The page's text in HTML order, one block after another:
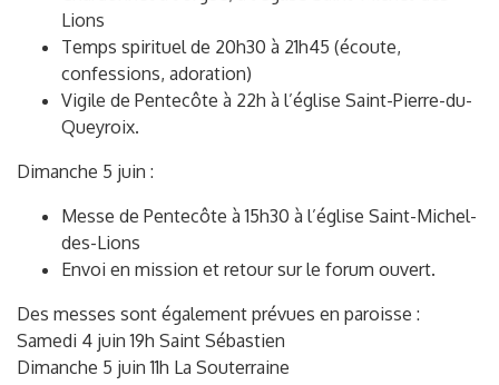
Lions
Temps spirituel de 20h30 à 21h45 (écoute,
confessions, adoration)
Vigile de Pentecôte à 22h à l’église Saint-Pierre-du-
Queyroix.
Dimanche 5 juin :
Messe de Pentecôte à 15h30 à l’église Saint-Michel-
des-Lions
Envoi en mission et retour sur le forum ouvert.
Des messes sont également prévues en paroisse :
Samedi 4 juin 19h Saint Sébastien
Dimanche 5 juin 11h La Souterraine